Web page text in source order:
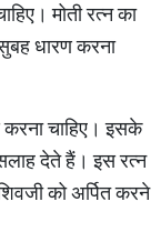
मोती रत्न का
धारण करना
चाहिए। इसके
देते हैं। इस रत्न
को अर्पित करने